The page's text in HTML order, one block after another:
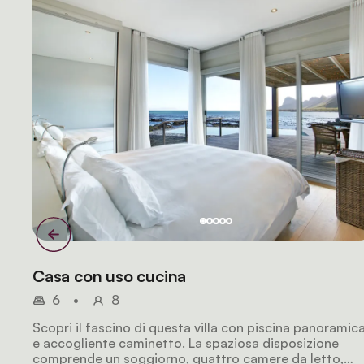
Casa con uso cucina
6 •
8
Scopri il fascino di questa villa con piscina
e accogliente caminetto. La spaziosa disposizione
comprende un soggiorno, quattro camere da letto,